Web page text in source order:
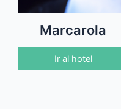
Marcarola
Ir al hotel